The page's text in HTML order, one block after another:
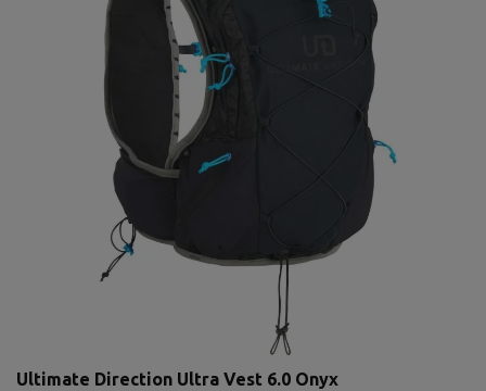
Ultimate Direction Ultra Vest 6.0 Onyx